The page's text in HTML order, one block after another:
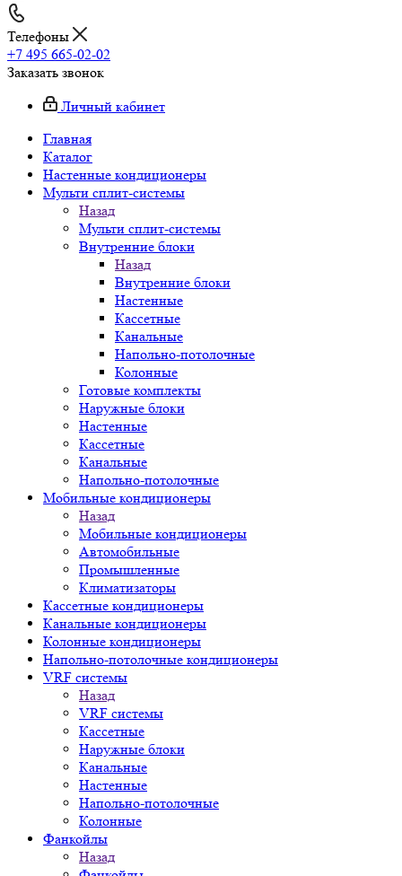
Телефоны
+7 495 665-02-02
Заказать звонок
Личный кабинет
Главная
Каталог
Настенные кондиционеры
Мульти сплит-системы
Назад
Мульти сплит-системы
Внутренние блоки
Назад
Внутренние блоки
Настенные
Кассетные
Канальные
Напольно-потолочные
Колонные
Готовые комплекты
Наружные блоки
Настенные
Кассетные
Канальные
Напольно-потолочные
Мобильные кондиционеры
Назад
Мобильные кондиционеры
Автомобильные
Промышленные
Климатизаторы
Кассетные кондиционеры
Канальные кондиционеры
Колонные кондиционеры
Напольно-потолочные кондиционеры
VRF системы
Назад
VRF системы
Кассетные
Наружные блоки
Канальные
Настенные
Напольно-потолочные
Колонные
Фанкойлы
Назад